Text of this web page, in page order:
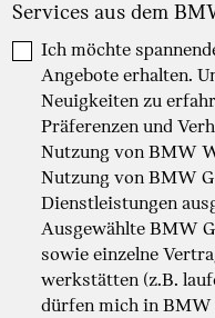
Services aus dem
Ich möchte
Angebote erhalten.
Neuigkeiten zu
Präferenzen und
Nutzung von BMW
Nutzung von BMW
Dienstleistungen
Ausgewählte BMW
sowie einzelne
werkstätten (z.B.
dürfen mich in BMW